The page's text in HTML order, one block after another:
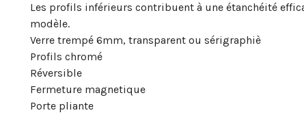
Les profils inférieurs contribuent à une étanchéité
modèle.
Verre trempé 6mm, transparent ou sérigraphiè
Profils chromé
Réversible
Fermeture magnetique
Porte pliante